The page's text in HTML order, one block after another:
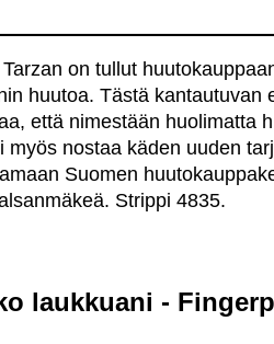
on tullut
huutoa. Tästä kantautuvan
että nimestään huolimatta
myös nostaa käden uuden
Suomen
Strippi 4835.
laukkuani -